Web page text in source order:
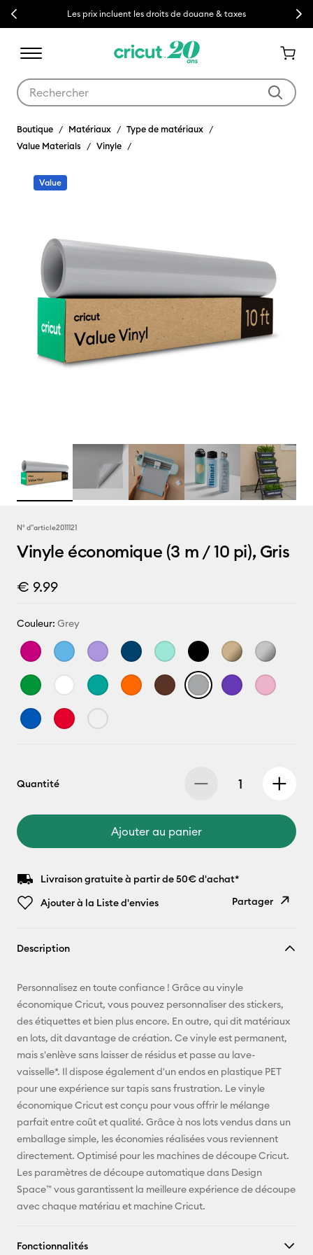
Previous Les prix incluent les droits de douane & taxes Next
Boutique Matériaux
Type de matériaux
Value Materials
Vinyle
Value
N° d''article2011121
Vinyle économique (3 m / 10 pi), Gris
€ 9.99
Couleur: Grey
Quantité
Ajouter au panier
Livraison gratuite à partir de 50€ d'achat*
Ajouter à la Liste d'envies
Partager
E-mail
Pinterest
Facebook
Description
Personnalisez en toute confiance ! Grâce au vinyle
économique Cricut, vous pouvez personnaliser des stickers,
des étiquettes et bien plus encore. En outre, qui dit matériaux
en lots, dit davantage de création. Ce vinyle est permanent,
mais s'enlève sans laisser de résidus et passe au lave-
vaisselle*. Il dispose également d'un endos en plastique PET
pour une expérience sur tapis sans frustration. Le vinyle
économique Cricut est conçu pour vous offrir le mélange
parfait entre coût et qualité. Grâce à nos lots vendus dans un
emballage simple, les économies réalisées vous reviennent
directement. Optimisé pour les machines de découpe Cricut.
Les paramètres de découpe automatique dans Design
Space™ vous garantissent la meilleure expérience de découpe
avec chaque matériau et machine Cricut.
Fonctionnalités